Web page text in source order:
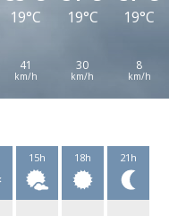
19°C
41
19°C
30
19°C
8
15h 18h 21h